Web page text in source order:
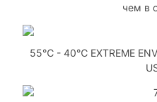
чем в
55℃ - 40℃ EXTREME